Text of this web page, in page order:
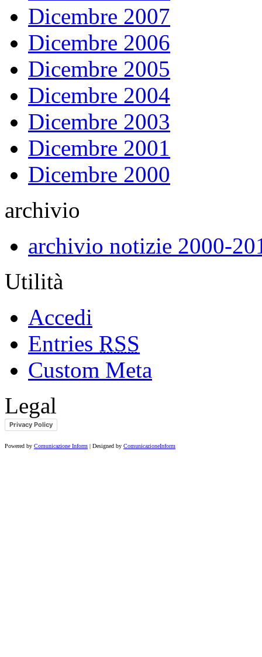
Dicembre 2007
Dicembre 2006
Dicembre 2005
Dicembre 2004
Dicembre 2003
Dicembre 2001
Dicembre 2000
archivio
archivio notizie 2000-
Utilità
Accedi
Entries RSS
Custom Meta
Legal
Privacy Policy
Powered by Comunicazione Inform | Designed by ComunicazioneInform